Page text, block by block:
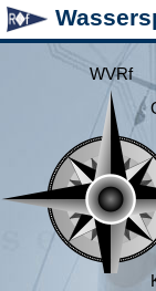
WVRf